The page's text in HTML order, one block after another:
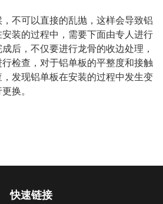
不可以直接的乱抛，这样会导致铝
装的过程中，需要下面由专人进行
后，不仅要进行龙骨的收边处理，
检查，对于铝单板的平整度和接触
发现铝单板在安装的过程中发生变
换。
快速链接